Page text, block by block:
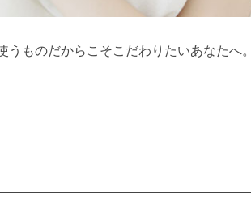
うものだからこそこだわりたいあなたへ